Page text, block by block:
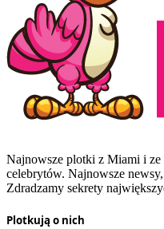
Najnowsze plotki z Miami i
celebrytów. Najnowsze
Zdradzamy sekrety
Plotkują o nich